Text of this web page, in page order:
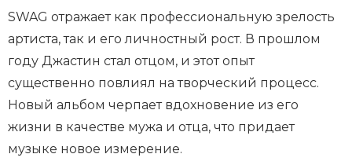
SWAG отражает как профессиональную зрелость
артиста, так и его личностный рост. В прошлом
году Джастин стал отцом, и этот опыт
существенно повлиял на творческий процесс.
Новый альбом черпает вдохновение из его
жизни в качестве мужа и отца, что придает
музыке новое измерение.